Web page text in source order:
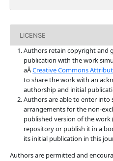
LICENSE
Authors retain copyright and
publication with the work
aÂCreative Commons
to share the work with an
authorship and initial
Authors are able to enter
arrangements for the non-
published version of the
repository or publish it in a
its initial publication in this
Authors are permitted and